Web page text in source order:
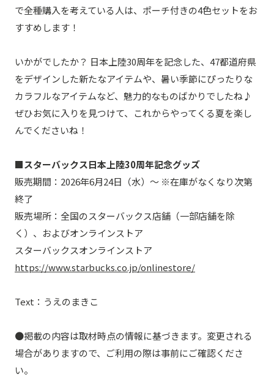
で全種購入を考えている人は、ポーチ付きの4色セットをお
すすめします！
いかがでしたか？ 日本上陸30周年を記念した、47都道府県
をデザインした新たなアイテムや、暑い季節にぴったりな
カラフルなアイテムなど、魅力的なものばかりでしたね♪
ぜひお気に入りを見つけて、これからやってくる夏を楽し
んでくださいね！
■スターバックス日本上陸30周年記念グッズ
販売期間：2026年6月24日（水）～ ※在庫がなくなり次第
終了
販売場所：全国のスターバックス店舗（一部店舗を除
く）、およびオンラインストア
スターバックスオンラインストア
https://www.starbucks.co.jp/onlinestore/
Text：うえのまきこ
●掲載の内容は取材時点の情報に基づきます。変更される
場合がありますので、ご利用の際は事前にご確認くださ
い。